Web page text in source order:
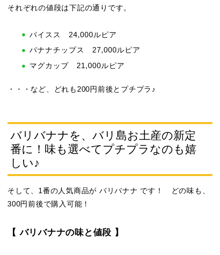
それぞれの値段は下記の通りです。
パイスス 24,000ルピア
バナナチップス 27,000ルピア
マグカップ 21,000ルピア
・・・など、どれも200円前後とプチプラ♪
バリバナナを、バリ島お土産の新定
番に！味も選べてプチプラなのも嬉
しい♪
そして、1番の人気商品が バリバナナ です！ どの味も、
300円前後で購入可能！
【 バリバナナの味と値段 】